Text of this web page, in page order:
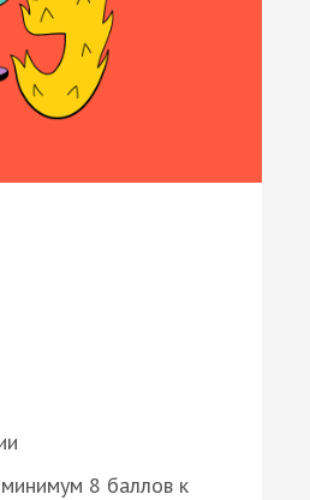
8 баллов к